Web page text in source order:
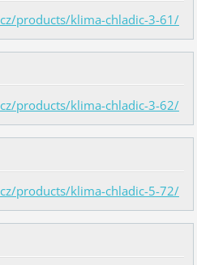
products/klima-chladic-3-61/
products/klima-chladic-3-62/
products/klima-chladic-5-72/